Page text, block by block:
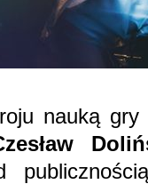
nauką gry